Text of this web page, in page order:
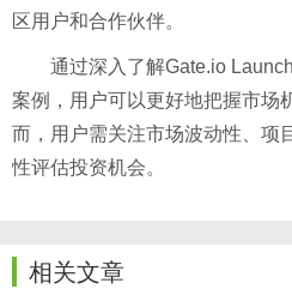
区用户和合作伙伴。
通过深入了解Gate.io
案例，用户可以更好地把握市场
而，用户需关注市场波动性、项
性评估投资机会。
相关文章